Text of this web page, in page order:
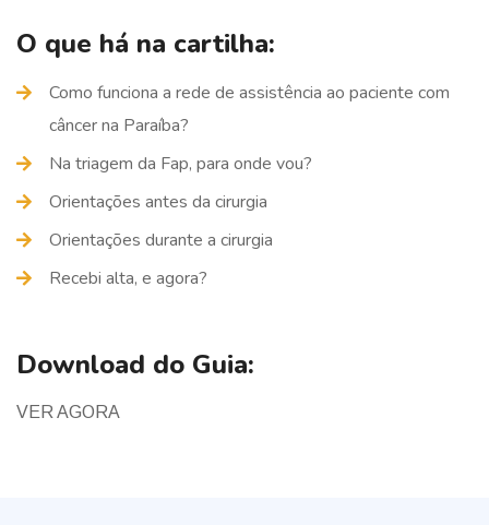
O que há na cartilha:
Como funciona a rede de assistência ao paciente com
câncer na Paraíba?
Na triagem da Fap, para onde vou?
Orientações antes da cirurgia
Orientações durante a cirurgia
Recebi alta, e agora?
Download do Guia:
VER AGORA